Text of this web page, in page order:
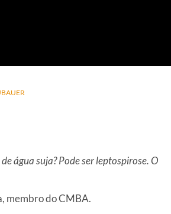
água suja? Pode ser leptospirose. O
membro do CMBA.